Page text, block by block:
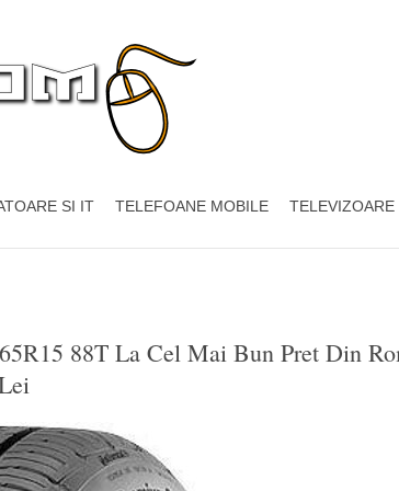
SI IT TELEFOANE MOBILE TELEVIZOARE
88T La Cel Mai Bun Pret Din